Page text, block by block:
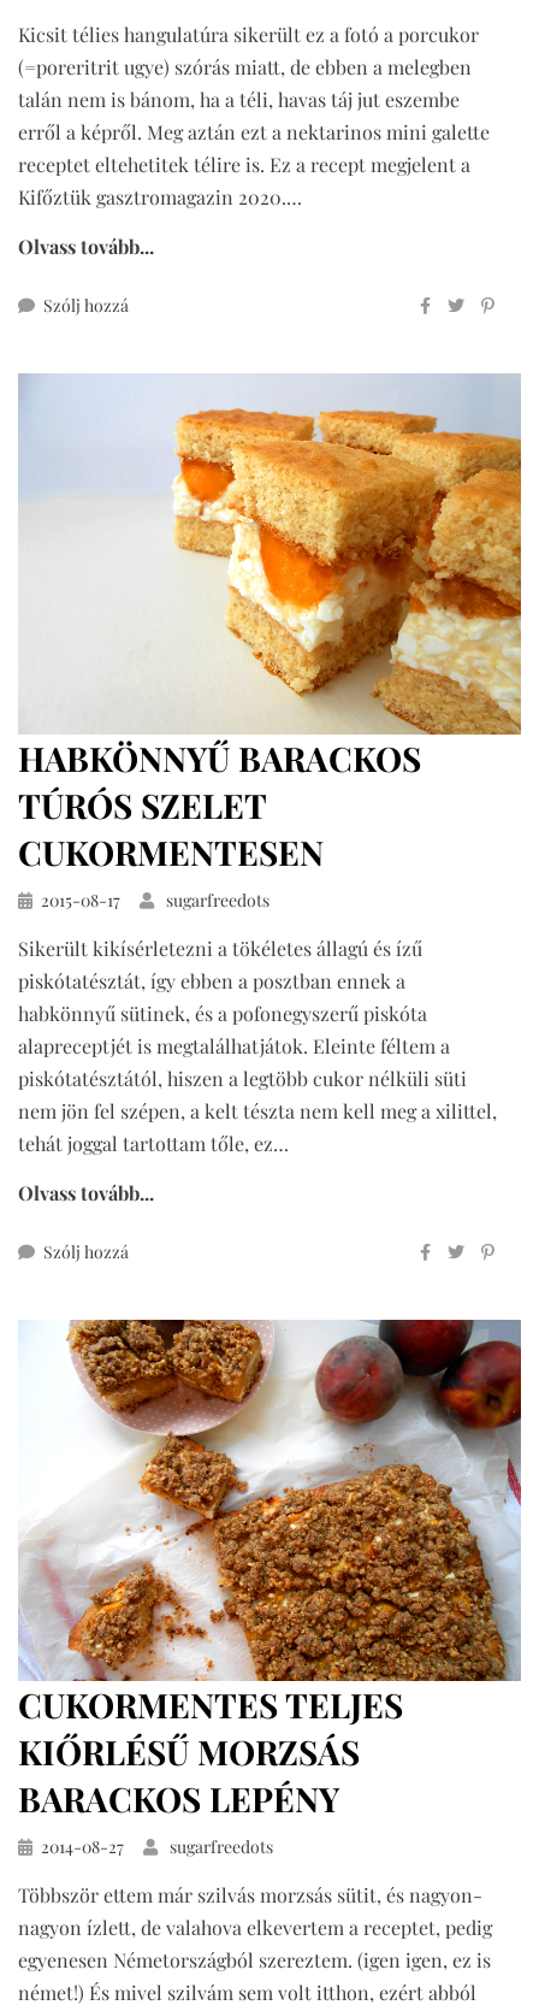
Kicsit télies hangulatúra sikerült ez a fotó a porcukor
(=poreritrit ugye) szórás miatt, de ebben a melegben
talán nem is bánom, ha a téli, havas táj jut eszembe
erről a képről. Meg aztán ezt a nektarinos mini galette
receptet eltehetitek télire is. Ez a recept megjelent a
Kifőztük gasztromagazin 2020.…
Olvass tovább...
Szólj hozzá
kiőrlésű,
cukormentes)
HABKÖNNYŰ BARACKOS
TÚRÓS SZELET
CUKORMENTESEN
Közzétéve
2015-08-17 sugarfreedots
Sikerült kikísérletezni a tökéletes állagú és ízű
piskótatésztát, így ebben a posztban ennek a
habkönnyű sütinek, és a pofonegyszerű piskóta
alapreceptjét is megtalálhatjátok. Eleinte féltem a
piskótatésztától, hiszen a legtöbb cukor nélküli süti
nem jön fel szépen, a kelt tészta nem kell meg a xilittel,
tehát joggal tartottam tőle, ez…
Olvass tovább...
Szólj hozzá
túrós
szelet
cukormentesen
CUKORMENTES TELJES
KIŐRLÉSŰ MORZSÁS
BARACKOS LEPÉNY
Közzétéve
2014-08-27 sugarfreedots
Többször ettem már szilvás morzsás sütit, és nagyon-
nagyon ízlett, de valahova elkevertem a receptet, pedig
egyenesen Németországból szereztem. (igen igen, ez is
német!) És mivel szilvám sem volt itthon, ezért abból